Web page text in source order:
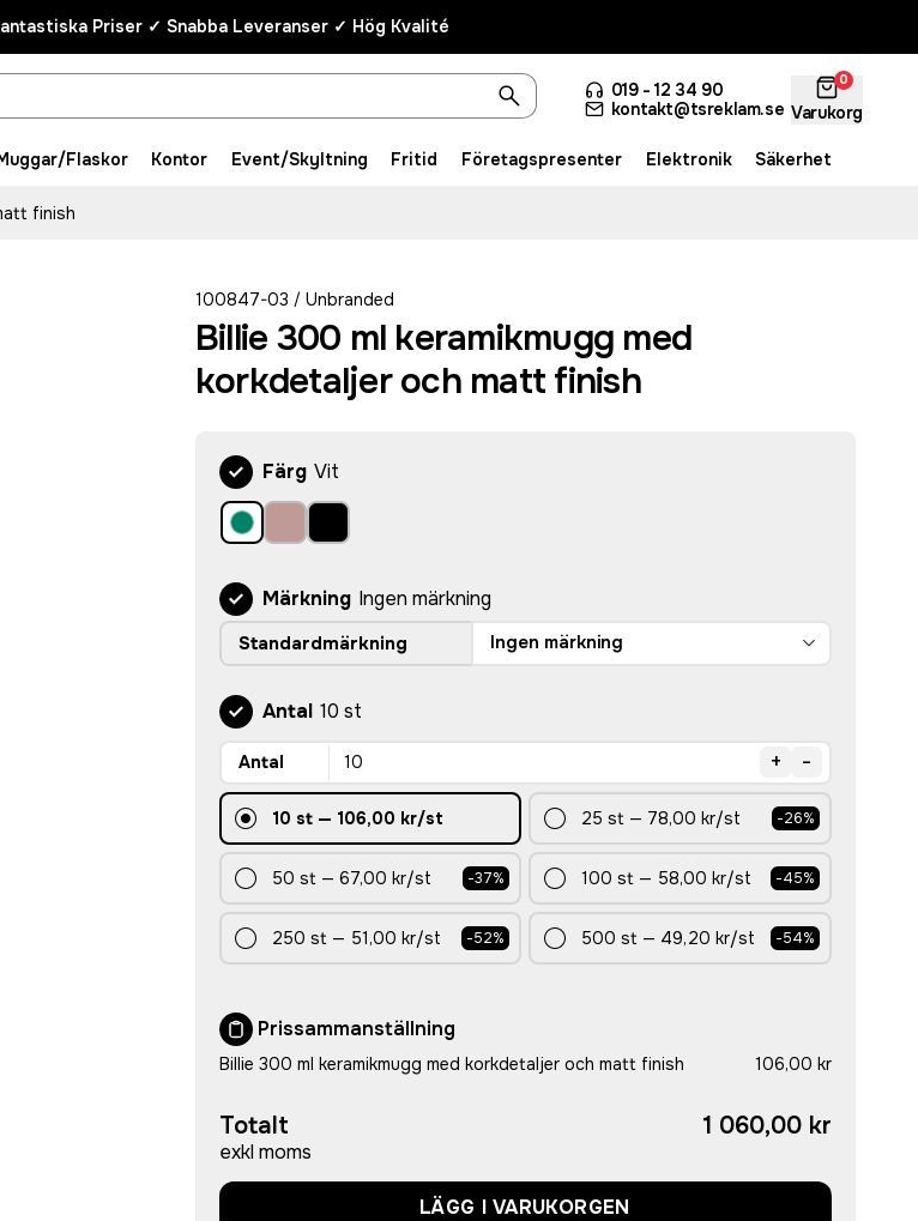
Priser ✓ Snabba Leveranser ✓ Hög Kvalité
019 - 12 34 90
kontakt@tsreklam.se
0
Varukorg
Flaskor Kontor Event/Skyltning Fritid Företagspresenter Elektronik Säkerhet
finish
100847-03 / Unbranded
Billie 300 ml keramikmugg med
korkdetaljer och matt finish
Färg Vit
Märkning Ingen märkning
Standardmärkning Ingen märkning
Antal 10 st
Antal + -
10 st— 106,00 kr/st 25 st — 78,00 kr/st -26%
50 st — 67,00 kr/st -37% 100 st — 58,00 kr/st -45%
250 st — 51,00 kr/st -52% 500 st — 49,20 kr/st -54%
Prissammanställning
Billie 300 ml keramikmugg med korkdetaljer och matt finish 106,00 kr
Totalt
exkl moms
1 060,00 kr
LÄGG I VARUKORGEN